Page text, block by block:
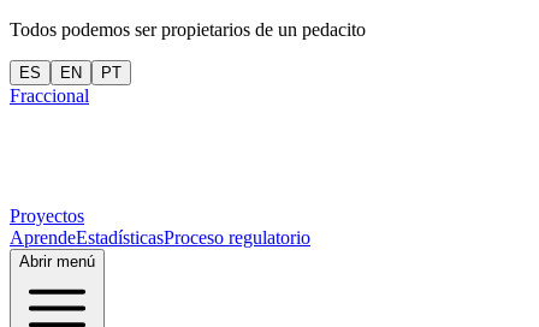
Todos podemos ser propietarios de un pedacito
ES EN PT
Fraccional
Proyectos
AprendeEstadísticasProceso regulatorio
Abrir menú